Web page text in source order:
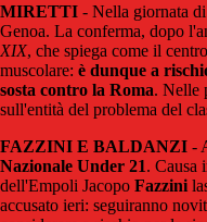
MIRETTI - Nella giornata
Genoa. La conferma, dopo
XIX, che spiega come il
muscolare: è dunque a
sosta contro la Roma. Nelle
sull'entità del problema del
FAZZINI E BALDANZI -
Nazionale Under 21. Causa
dell'Empoli Jacopo Fazzini
accusato ieri: seguiranno